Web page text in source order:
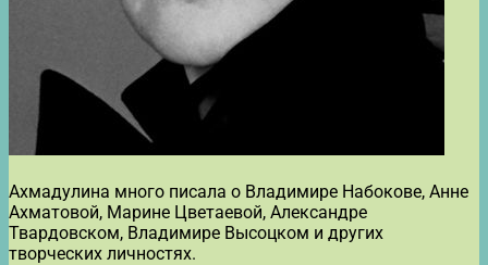
Ахмадулина много писала о Владимире Набокове, Анне
Ахматовой, Марине Цветаевой, Александре
Твардовском, Владимире Высоцком и других
творческих личностях.